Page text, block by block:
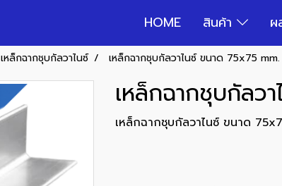
HOME สินค้า ผ
เหล็กฉากชุบกัลวาไนซ์ เหล็กฉากชุบกัลวาไนซ์ ขนาด 75x75 mm.
เหล็กฉากชุบกัลว
เหล็กฉากชุบกัลวาไนซ์ ขนาด